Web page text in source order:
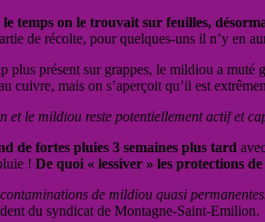
temps on le trouvait sur feuilles,
de récolte, pour quelques-uns il n’y en
plus présent sur grappes, le mildiou a
cuivre, mais on s’aperçoit qu’il est
et le mildiou reste potentiellement actif et
de fortes pluies 3 semaines plus tard
! De quoi « lessiver » les protections
de mildiou quasi
du syndicat de Montagne-Saint-Emilion.